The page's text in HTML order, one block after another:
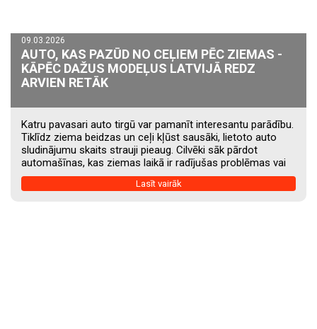
09.03.2026
AUTO, KAS PAZŪD NO CEĻIEM PĒC ZIEMAS -
KĀPĒC DAŽUS MODEĻUS LATVIJĀ REDZ
ARVIEN RETĀK
Katru pavasari auto tirgū var pamanīt interesantu parādību.
Tiklīdz ziema beidzas un ceļi kļūst sausāki, lietoto auto
sludinājumu skaits strauji pieaug. Cilvēki sāk pārdot
automašīnas, kas ziemas laikā ir radījušas problēmas vai
vienkārši vairs neatbilst ikdienas vajadzībām. Tajā pašā
laikā uz ceļiem arvien retāk var redzēt dažus auto
Lasīt vairāk